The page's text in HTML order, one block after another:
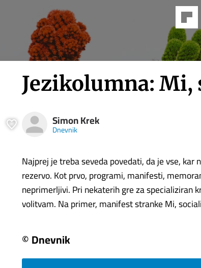
Jezikolumna:
Simon Krek
Dnevnik
Najprej je treba seveda povedati, da je vse,
rezervo. Kot prvo, programi, manifesti,
neprimerljivi. Pri nekaterih gre za specializiran
volitvam. Na primer, manifest stranke Mi,
© Dnevnik